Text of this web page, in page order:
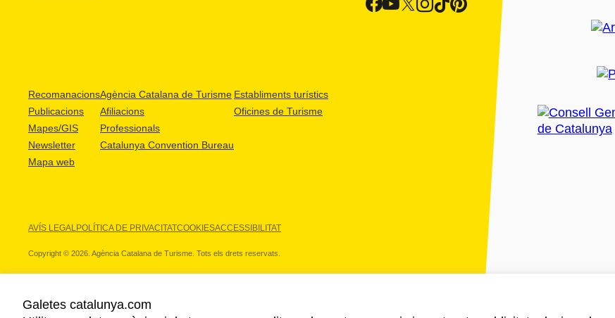
Recomanacions
Publicacions
Mapes/GIS
Newsletter
Mapa web
Agència Catalana de Turisme
Afiliacions
Professionals
Catalunya Convention Bureau
Establiments turístics
Oficines de Turisme
AVÍS LEGALPOLÍTICA DE PRIVACITATCOOKIESACCESSIBILITAT
Copyright © 2026. Agència Catalana de Turisme. Tots els drets reservats.
Galetes catalunya.com